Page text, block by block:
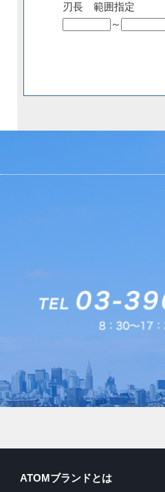
刃長 範囲指定
～
ATOMブランドとは